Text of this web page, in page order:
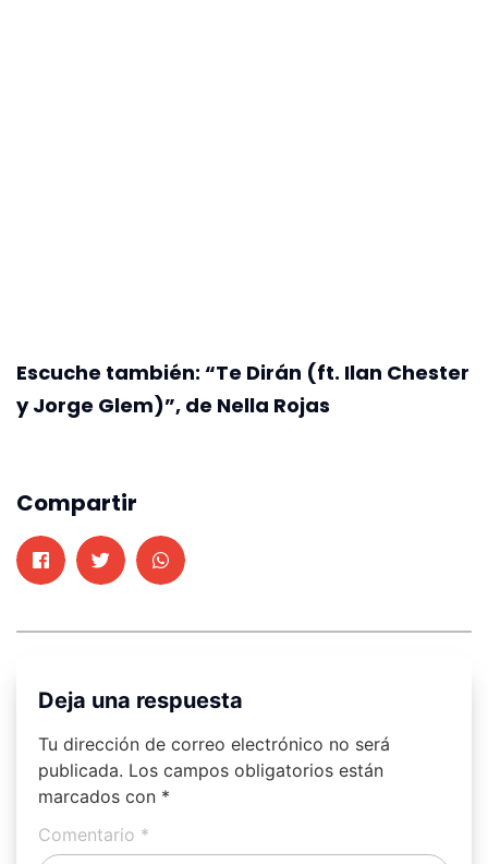
Escuche también: “Te Dirán (ft. Ilan Chester
y Jorge Glem)”, de Nella Rojas
Compartir
Deja una respuesta
Tu dirección de correo electrónico no será
publicada. Los campos obligatorios están
marcados con *
Comentario *